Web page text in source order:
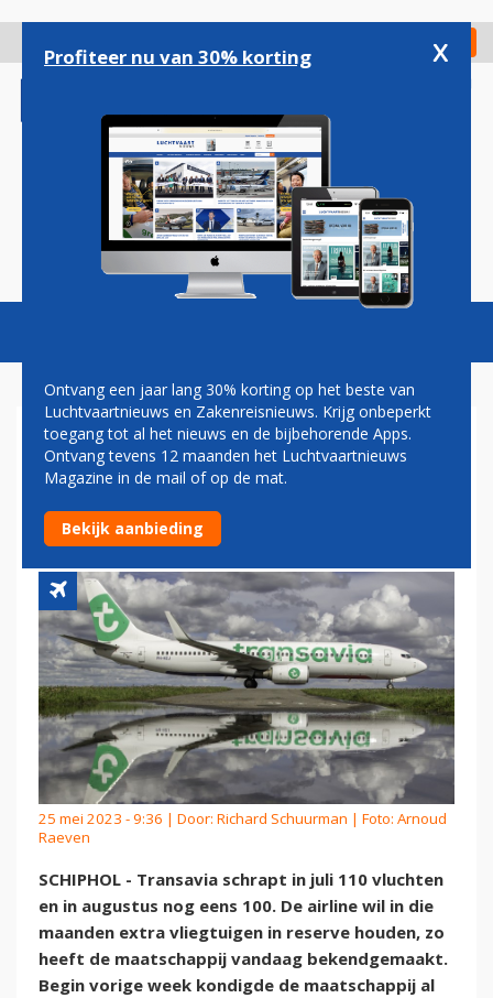
gaan
Check in
Magazine Podcasts Vacatures
TRANSAVIA ANNULEERT IN
JULI EN AUGUSTUS 210
VLUCHTEN
25 mei 2023 - 9:36 | Door: Richard Schuurman | Foto: Arnoud
Raeven
SCHIPHOL - Transavia schrapt in juli 110 vluchten
en in augustus nog eens 100. De airline wil in die
maanden extra vliegtuigen in reserve houden, zo
heeft de maatschappij vandaag bekendgemaakt.
Begin vorige week kondigde de maatschappij al
Profiteer nu van 30% korting x
Ontvang een jaar lang 30% korting op het beste van
Luchtvaartnieuws en Zakenreisnieuws. Krijg onbeperkt
toegang tot al het nieuws en de bijbehorende Apps.
Ontvang tevens 12 maanden het Luchtvaartnieuws
Magazine in de mail of op de mat.
Bekijk aanbieding